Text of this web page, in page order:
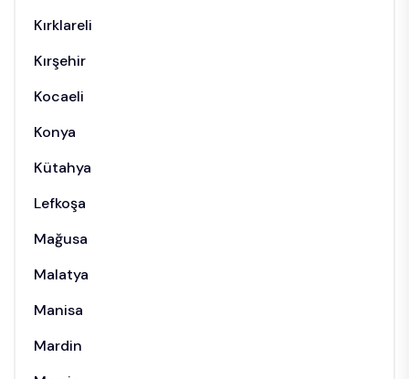
Kırklareli
Kırşehir
Kocaeli
Konya
Kütahya
Lefkoşa
Mağusa
Malatya
Manisa
Mardin